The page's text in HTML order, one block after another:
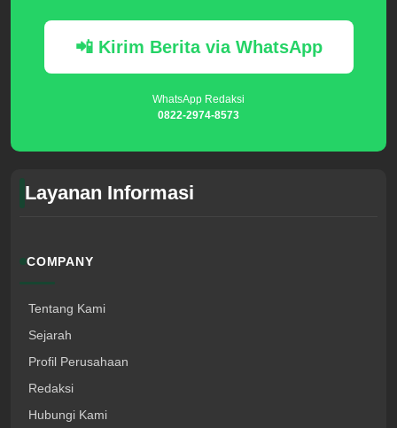
📲 Kirim Berita via WhatsApp
WhatsApp Redaksi
0822-2974-8573
Layanan Informasi
COMPANY
Tentang Kami
Sejarah
Profil Perusahaan
Redaksi
Hubungi Kami